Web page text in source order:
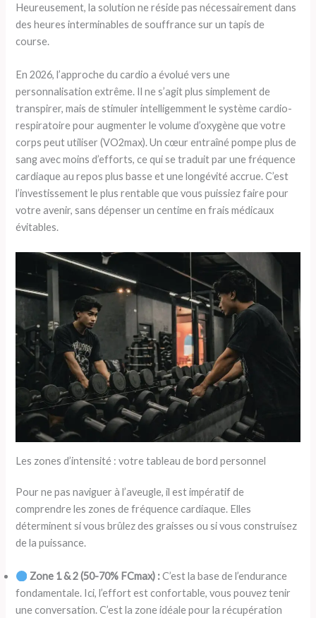
Heureusement, la solution ne réside pas nécessairement dans
des heures interminables de souffrance sur un tapis de
course.
En 2026, l’approche du cardio a évolué vers une
personnalisation extrême. Il ne s’agit plus simplement de
transpirer, mais de stimuler intelligemment le système cardio-
respiratoire pour augmenter le volume d’oxygène que votre
corps peut utiliser (VO2max). Un cœur entraîné pompe plus de
sang avec moins d’efforts, ce qui se traduit par une fréquence
cardiaque au repos plus basse et une longévité accrue. C’est
l’investissement le plus rentable que vous puissiez faire pour
votre avenir, sans dépenser un centime en frais médicaux
évitables.
Les zones d’intensité : votre tableau de bord personnel
Pour ne pas naviguer à l’aveugle, il est impératif de
comprendre les zones de fréquence cardiaque. Elles
déterminent si vous brûlez des graisses ou si vous construisez
de la puissance.
Zone 1 & 2 (50-70% FCmax) :C’est la base de l’endurance
fondamentale. Ici, l’effort est confortable, vous pouvez tenir
une conversation. C’est la zone idéale pour la récupération